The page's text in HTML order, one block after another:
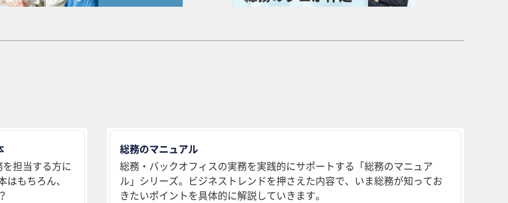
担当する方に
もちろん、
総務のマニュアル
総務・バックオフィスの実務を実践的にサポートする「総務のマニュア
ル」シリーズ。ビジネストレンドを押さえた内容で、いま総務が知ってお
きたいポイントを具体的に解説していきます。